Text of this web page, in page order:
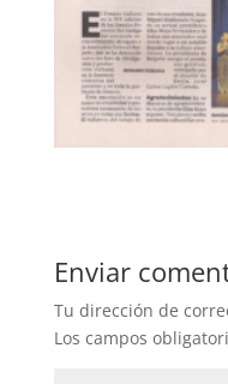
Enviar
Tu dirección de
Los campos